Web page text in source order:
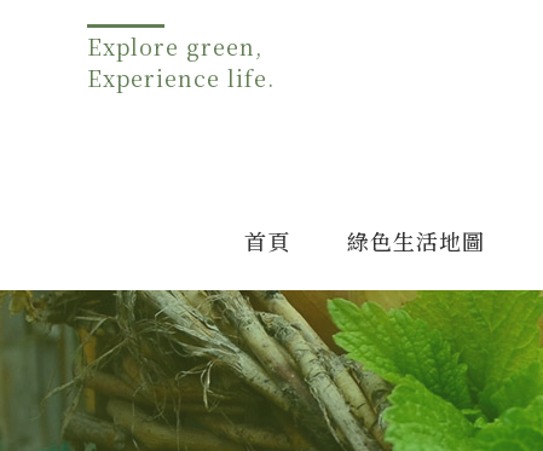
Explore green,
Experience life.
首頁 綠色生活地圖